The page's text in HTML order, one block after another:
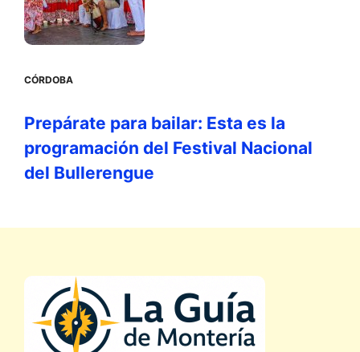
CÓRDOBA
Prepárate para bailar: Esta es la
programación del Festival Nacional
del Bullerengue